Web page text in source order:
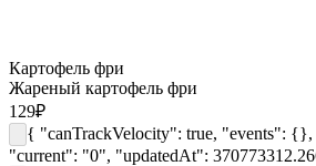
Картофель фри
Жареный картофель фри
129₽
{ "canTrackVelocity": true, "events": {},
"current": "0", "updatedAt":